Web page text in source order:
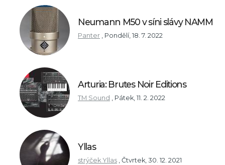
Neumann M50 v síni slávy NAMM
Panter , Pondělí, 18. 7. 2022
Arturia: Brutes Noir Editions
TM Sound , Pátek, 11. 2. 2022
Yllas
strýček Yllas , Čtvrtek, 30. 12. 2021